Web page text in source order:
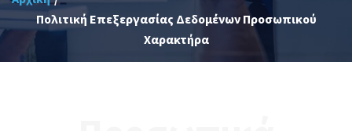
Πολιτική Επεξεργασίας Δεδομένων Προσωπικού
Χαρακτήρα